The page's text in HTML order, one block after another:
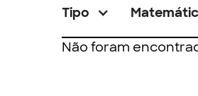
Tipo
Não foram